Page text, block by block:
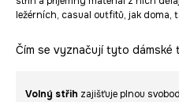
ležérních, casual outfitů, jak doma,
Čím se vyznačují tyto dámské
Volný střih zajišťuje plnou